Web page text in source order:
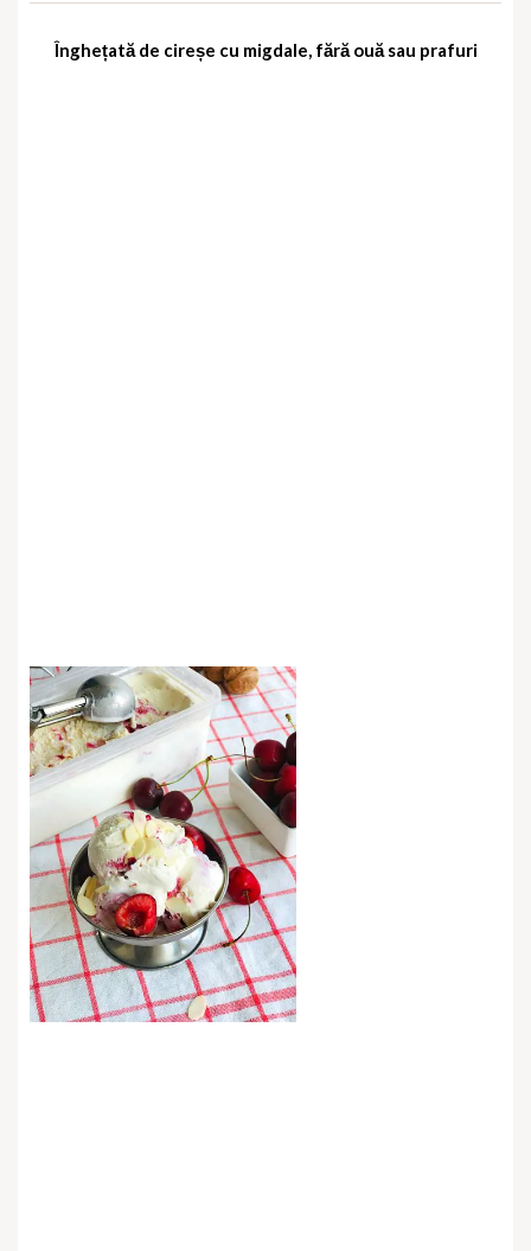
Înghețată de cireșe cu migdale, fără ouă sau prafuri